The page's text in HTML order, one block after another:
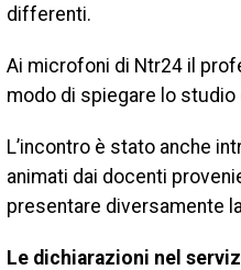
differenti.
Ai microfoni di Ntr24 il
modo di spiegare lo
L’incontro è stato anche
animati dai docenti
presentare diversamente
Le dichiarazioni nel